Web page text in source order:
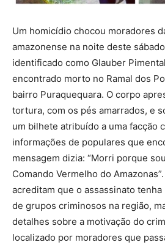
Um homicídio chocou moradores
amazonense na noite deste
identificado como Glauber
encontrado morto no Ramal dos
bairro Puraquequara. O corpo
tortura, com os pés amarrados, e
um bilhete atribuído a uma facção
informações de populares que
mensagem dizia: “Morri porque
Comando Vermelho do
acreditam que o assassinato tenha
de grupos criminosos na região,
detalhes sobre a motivação do
localizado por moradores que